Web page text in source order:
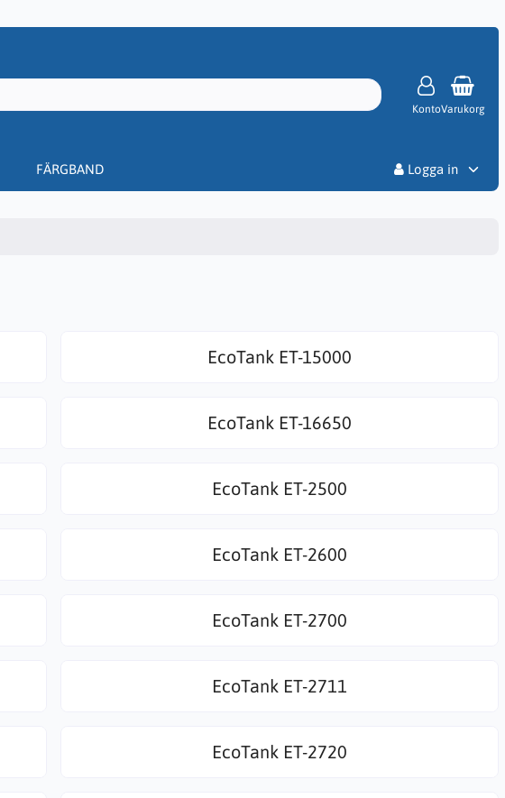
KontoVarukorg
FÄRGBAND
Logga in
EcoTank ET-15000
EcoTank ET-16650
EcoTank ET-2500
EcoTank ET-2600
EcoTank ET-2700
EcoTank ET-2711
EcoTank ET-2720